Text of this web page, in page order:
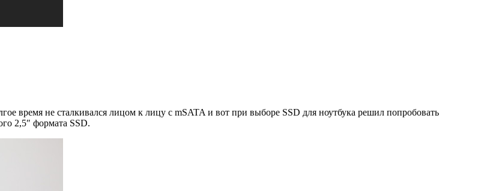
время не сталкивался лицом к лицу с mSATA и вот при выборе SSD для ноутбука решил попробовать
2,5″ формата SSD.